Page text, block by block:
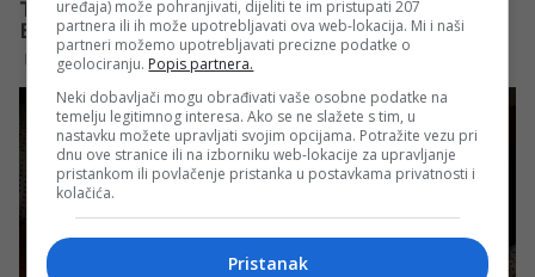
uređaja) može pohranjivati, dijeliti te im pristupati 207
partnera ili ih može upotrebljavati ova web-lokacija. Mi i naši
partneri možemo upotrebljavati precizne podatke o
geolociranju. Popis partnera.
Neki dobavljači mogu obrađivati vaše osobne podatke na
temelju legitimnog interesa. Ako se ne slažete s tim, u
nastavku možete upravljati svojim opcijama. Potražite vezu pri
dnu ove stranice ili na izborniku web-lokacije za upravljanje
pristankom ili povlačenje pristanka u postavkama privatnosti i
kolačića.
Pristanak